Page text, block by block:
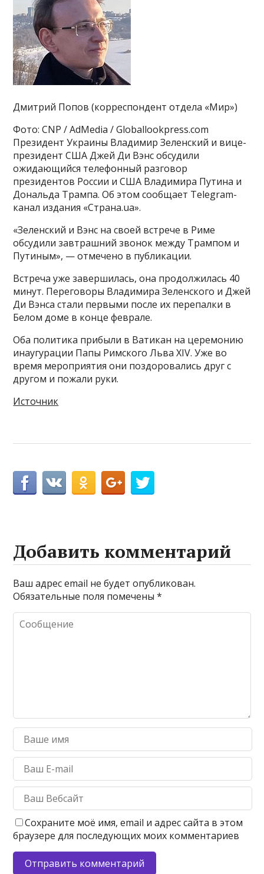
Дмитрий Попов (корреспондент отдела «Мир»)
Фото: CNP / AdMedia / Globallookpress.com
Президент Украины Владимир Зеленский и вице-
президент США Джей Ди Вэнс обсудили
ожидающийся телефонный разговор
президентов России и США Владимира Путина и
Дональда Трампа. Об этом сообщает Telegram-
канал издания «Страна.ua».
«Зеленский и Вэнс на своей встрече в Риме
обсудили завтрашний звонок между Трампом и
Путиным», — отмечено в публикации.
Встреча уже завершилась, она продолжилась 40
минут. Переговоры Владимира Зеленского и Джей
Ди Вэнса стали первыми после их перепалки в
Белом доме в конце феврале.
Оба политика прибыли в Ватикан на церемонию
инаугурации Папы Римского Льва XIV. Уже во
время мероприятия они поздоровались друг с
другом и пожали руки.
Источник
Добавить комментарий
Ваш адрес email не будет опубликован.
Обязательные поля помечены*
Сохраните моё имя, email и адрес сайта в этом
браузере для последующих моих комментариев